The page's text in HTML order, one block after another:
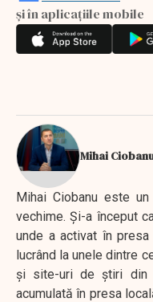
și în aplicațiile mobile
Mihai
Mihai Ciobanu este
vechime. Şi-a început
unde a activat în
lucrând la unele dintre
şi site-uri de ştiri din
acumulată în presa